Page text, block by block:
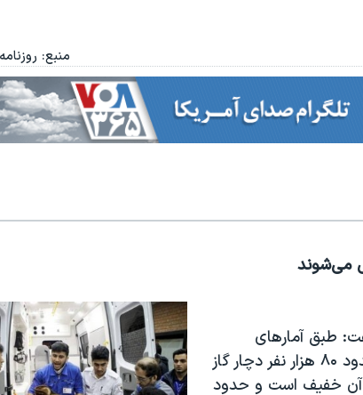
منبع:
طبق آمار‌های
گذشته وزارت بهداشت، سالیانه حدود ۸۰ هزار نفر دچار گاز
خفیف است و حدود